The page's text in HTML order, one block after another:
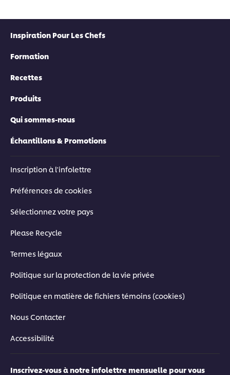
Inspiration Pour Les Chefs
Formation
Recettes
Produits
Qui sommes-nous
Échantillons & Promotions
Inscription à l'infolettre
Préférences de cookies
Sélectionnez votre pays
Please Recycle
Termes légaux
Politique sur la protection de la vie privée
Politique en matière de fichiers témoins (cookies)
Nous Contacter
Accessibilité
Inscrivez-vous à notre infolettre mensuelle pour vous